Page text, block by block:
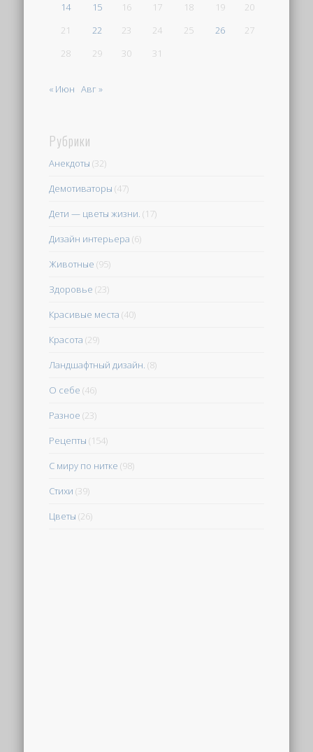
14
15 16 17 18 19
20
21
22 23 24 25 26
27
28
29 30 31
« Июн Авг »
Рубрики
Анекдоты (32)
Демотиваторы (47)
Дети — цветы жизни. (17)
Дизайн интерьера (6)
Животные (95)
Здоровье (23)
Красивые места (40)
Красота (29)
Ландшафтный дизайн. (8)
О себе (46)
Разное (23)
Рецепты (154)
С миру по нитке (98)
Стихи (39)
Цветы (26)